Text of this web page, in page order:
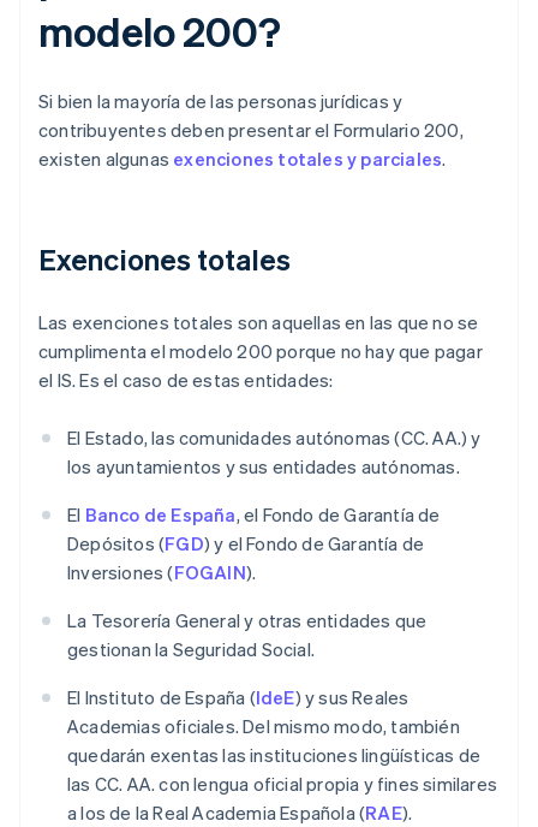
modelo 200?
Si bien la mayoría de las personas jurídicas y
contribuyentes deben presentar el Formulario 200,
existen algunas exenciones totales y parciales.
Exenciones totales
Las exenciones totales son aquellas en las que no se
cumplimenta el modelo 200 porque no hay que pagar
el IS. Es el caso de estas entidades:
El Estado, las comunidades autónomas (CC. AA.) y
los ayuntamientos y sus entidades autónomas.
El Banco de España, el Fondo de Garantía de
Depósitos (FGD) y el Fondo de Garantía de
Inversiones (FOGAIN).
La Tesorería General y otras entidades que
gestionan la Seguridad Social.
El Instituto de España (IdeE) y sus Reales
Academias oficiales. Del mismo modo, también
quedarán exentas las instituciones lingüísticas de
las CC. AA. con lengua oficial propia y fines similares
a los de la Real Academia Española (RAE).